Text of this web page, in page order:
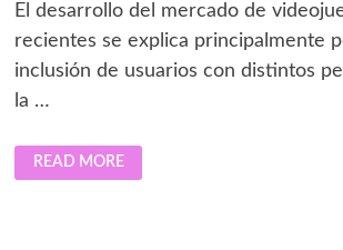
El desarrollo del mercado de
recientes se explica principalmente
inclusión de usuarios con distintos
la …
REFERENCIAS
DE
CONSUMO
READ MORE